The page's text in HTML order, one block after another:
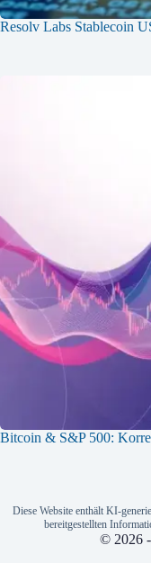
Resolv Labs Stablecoin
Bitcoin & S&P 500:
Diese Website enthält KI-
bereitgestellten
© 2026